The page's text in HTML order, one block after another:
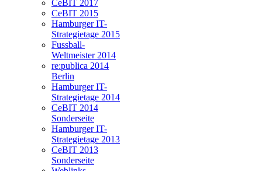
CeBIT 2017
CeBIT 2015
Hamburger IT-
Strategietage 2015
Fussball-
Weltmeister 2014
re:publica 2014
Berlin
Hamburger IT-
Strategietage 2014
CeBIT 2014
Sonderseite
Hamburger IT-
Strategietage 2013
CeBIT 2013
Sonderseite